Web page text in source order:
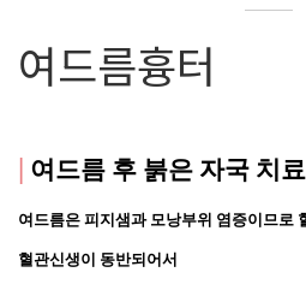
여드름흉터
| 여드름 후 붉은 자국 치료
여드름은 피지샘과 모낭부위 염증이므로
혈관신생이 동반되어서